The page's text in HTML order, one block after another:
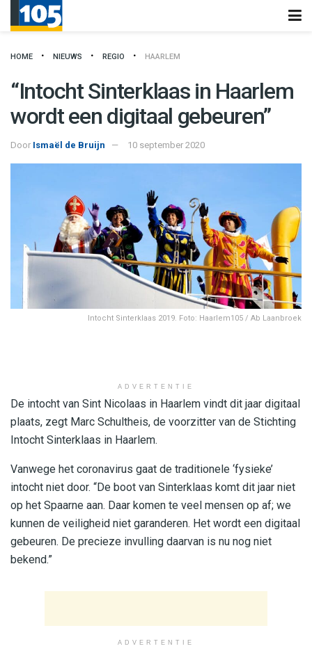
HOME NIEUWS REGIO HAARLEM
“Intocht Sinterklaas in Haarlem
wordt een digitaal gebeuren”
Door Ismaël de Bruijn 10 september 2020
Intocht Sinterklaas 2019. Foto: Haarlem105 / Ab Laanbroek
ADVERTENTIE
De intocht van Sint Nicolaas in Haarlem vindt dit jaar digitaal
plaats, zegt Marc Schultheis, de voorzitter van de Stichting
Intocht Sinterklaas in Haarlem.
Vanwege het coronavirus gaat de traditionele ‘fysieke’
intocht niet door. “De boot van Sinterklaas komt dit jaar niet
op het Spaarne aan. Daar komen te veel mensen op af; we
kunnen de veiligheid niet garanderen. Het wordt een digitaal
gebeuren. De precieze invulling daarvan is nu nog niet
bekend.”
ADVERTENTIE